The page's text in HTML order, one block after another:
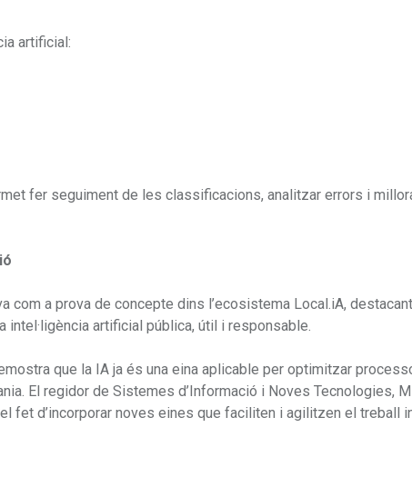
artificial:
fer seguiment de les classificacions, analitzar errors i
com a prova de concepte dins l’ecosistema Local.iA,
artificial pública, útil i responsable.
que la IA ja és una eina aplicable per optimitzar
El regidor de Sistemes d’Informació i Noves Tecnologies,
fet d’incorporar noves eines que faciliten i agilitzen el treball